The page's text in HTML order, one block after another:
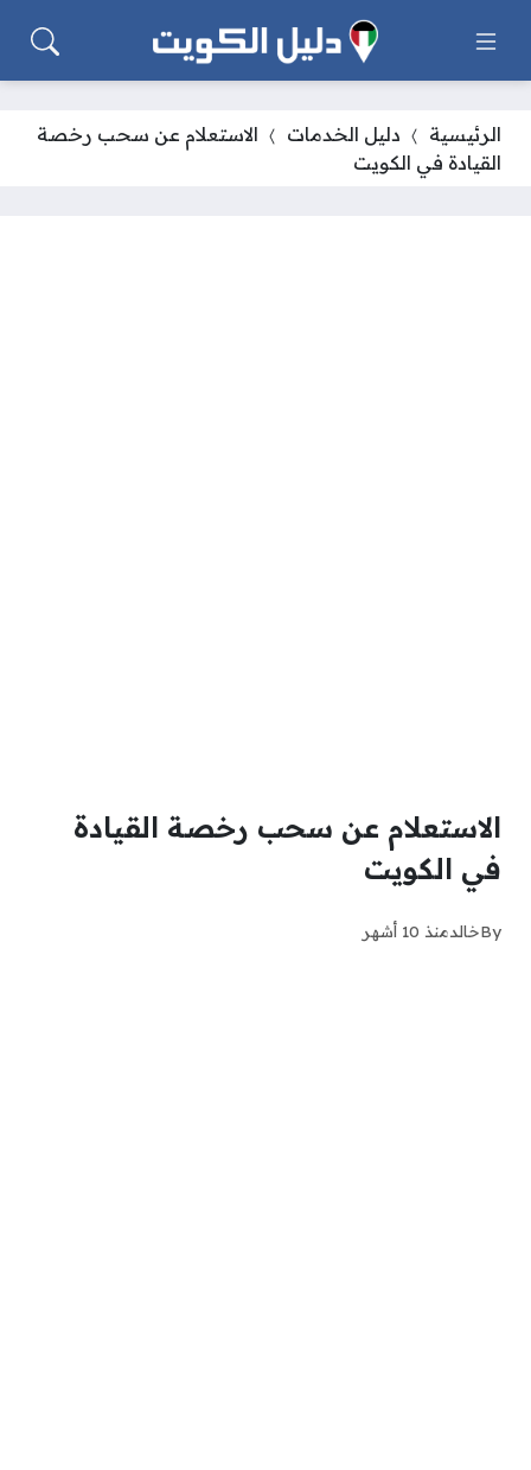
الرئيسية دليل الخدمات
الاستعلام عن سحب رخصة
القيادة في الكويت
الاستعلام عن سحب رخصة القيادة
في الكويت
Byخالدمنذ 10 أشهر